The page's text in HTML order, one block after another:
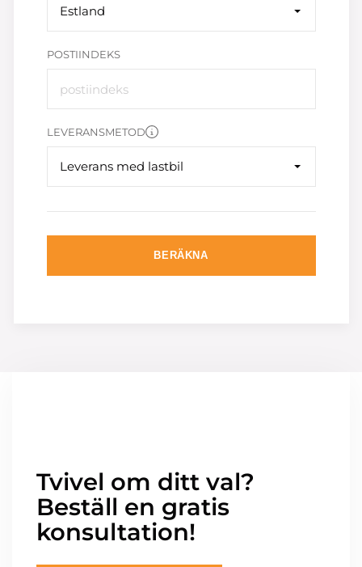
Estland
POSTIINDEKS
LEVERANSMETOD
Leverans med lastbil
BERÄKNA
Tvivel om ditt val?
Beställ en gratis
konsultation!